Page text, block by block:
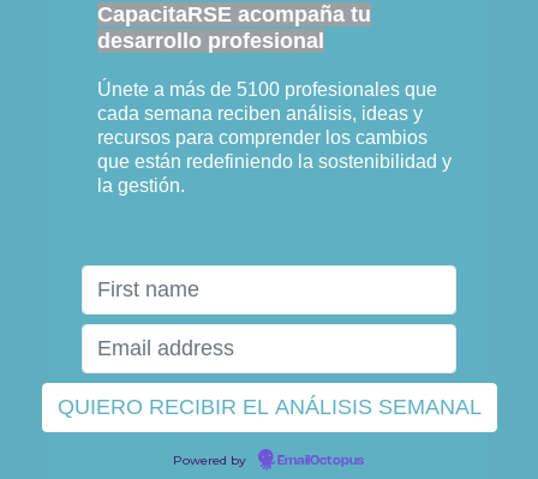
CapacitaRSE acompaña tu
desarrollo profesional
Únete a más de 5100 profesionales que
cada semana reciben análisis, ideas y
recursos para comprender los cambios
que están redefiniendo la sostenibilidad y
la gestión.
Powered by EmailOctopus